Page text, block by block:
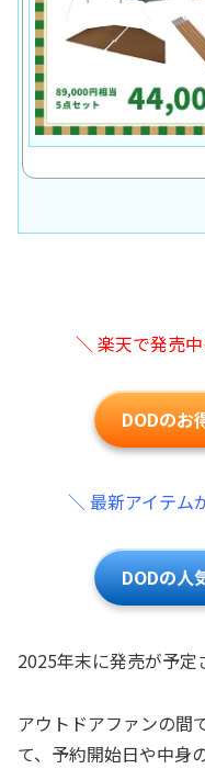
＼ 楽天で発売
DODのお
＼ 最新アイテム
DODの人
2025年末に発売が予定
アウトドアファンの間
て、予約開始日や中身